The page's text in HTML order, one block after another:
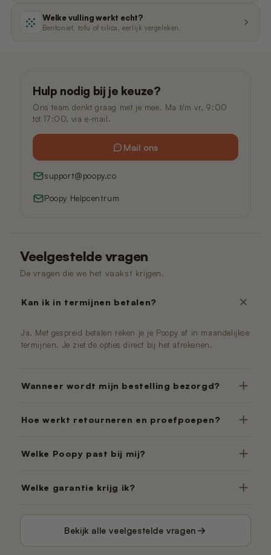
Welke vulling werkt echt?
Bentoniet, tofu of silica, eerlijk vergeleken.
Hulp nodig bij je keuze?
Ons team denkt graag met je mee. Ma t/m vr, 9:00
tot 17:00, via e-mail.
Mail ons
support@poopy.co
Poopy Helpcentrum
Veelgestelde vragen
De vragen die we het vaakst krijgen.
Kan ik in termijnen betalen?
Ja. Met gespreid betalen reken je je Poopy af in maandelijkse
termijnen. Je ziet de opties direct bij het afrekenen.
Wanneer wordt mijn bestelling bezorgd?
Hoe werkt retourneren en proefpoepen?
Welke Poopy past bij mij?
Welke garantie krijg ik?
Bekijk alle veelgestelde vragen